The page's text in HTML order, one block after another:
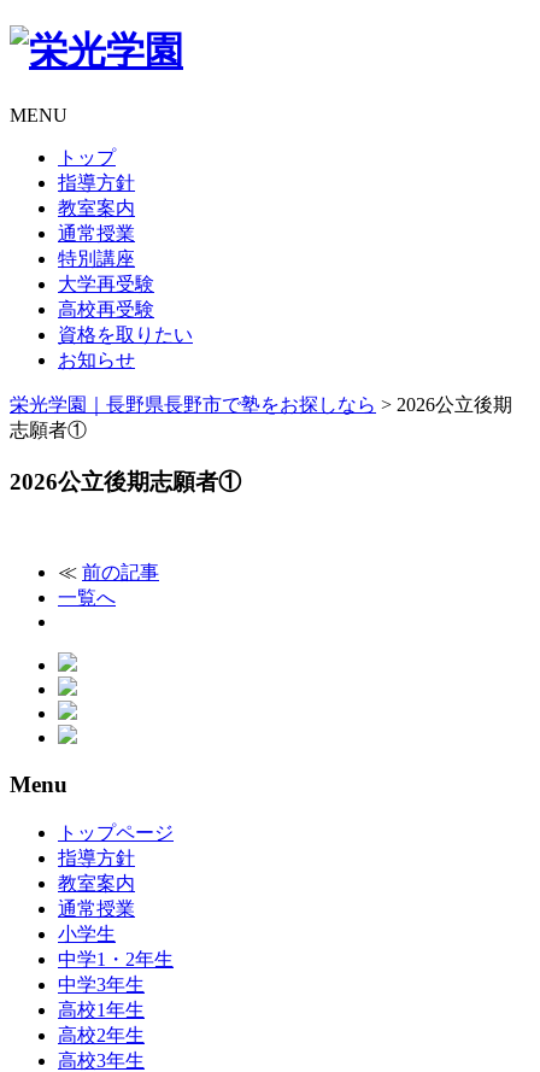
MENU
トップ
指導方針
教室案内
通常授業
特別講座
大学再受験
高校再受験
資格を取りたい
お知らせ
栄光学園｜長野県長野市で塾をお探しなら > 2026公立後期
志願者①
2026公立後期志願者①
≪ 前の記事
一覧へ
Menu
トップページ
指導方針
教室案内
通常授業
小学生
中学1・2年生
中学3年生
高校1年生
高校2年生
高校3年生